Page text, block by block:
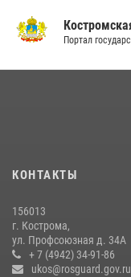
посвященные 108-й
Ивана Кирилловича
Росгвардейцы знакомят
31 июля 2026, 06:48 1
Портал
КОНТАКТЫ
156013
г. Кострома,
ул. Профсоюзная д. 34А
+ 7 (4942) 34-91-86
ukos@rosguard.gov.ru